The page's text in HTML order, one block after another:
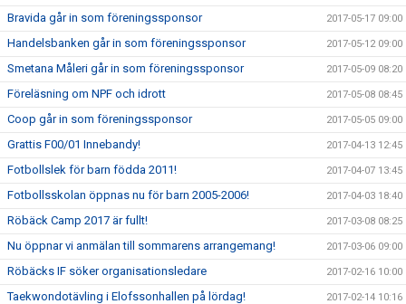
Bravida går in som föreningssponsor 2017-05-17 09:00
Handelsbanken går in som föreningssponsor 2017-05-12 09:00
Smetana Måleri går in som föreningssponsor 2017-05-09 08:20
Föreläsning om NPF och idrott 2017-05-08 08:45
Coop går in som föreningssponsor 2017-05-05 09:00
Grattis F00/01 Innebandy! 2017-04-13 12:45
Fotbollslek för barn födda 2011! 2017-04-07 13:45
Fotbollsskolan öppnas nu för barn 2005-2006! 2017-04-03 18:40
Röbäck Camp 2017 är fullt! 2017-03-08 08:25
Nu öppnar vi anmälan till sommarens arrangemang! 2017-03-06 09:00
Röbäcks IF söker organisationsledare 2017-02-16 10:00
Taekwondotävling i Elofssonhallen på lördag! 2017-02-14 10:16